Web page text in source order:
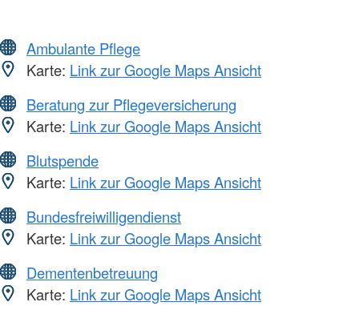
Ambulante Pflege
Karte: Link zur Google Maps Ansicht
Beratung zur Pflegeversicherung
Karte: Link zur Google Maps Ansicht
Blutspende
Karte: Link zur Google Maps Ansicht
Bundesfreiwilligendienst
Karte: Link zur Google Maps Ansicht
Dementenbetreuung
Karte: Link zur Google Maps Ansicht